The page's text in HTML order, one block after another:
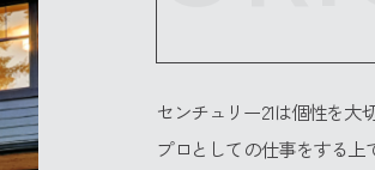
センチュリー21は個性を大
プロとしての仕事をする